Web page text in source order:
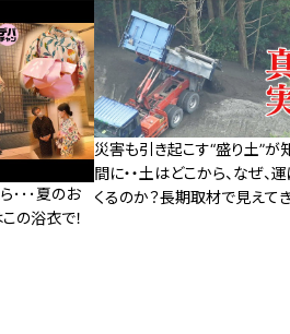
･･･夏のお
の浴衣で！
災害も引き起こす“盛り土”が
間に・・土はどこから、なぜ、
くるのか？長期取材で見えて